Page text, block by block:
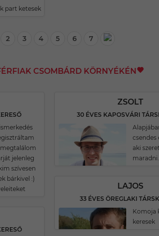
part ketesek
2 3 4 5 6 7
CSOMBÁRD KÖRNYÉKÉN
jelenleg
szívesen
bárkivel :)
ZSOLT
30 ÉVES KAPOSVÁRI
csendes
aki
maradni.
LAJOS
33 ÉVES ÖREGLAKI
Komoja
keresek